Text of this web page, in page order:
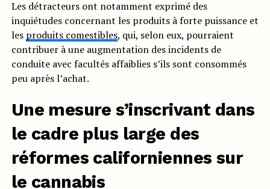
Les détracteurs ont notamment exprimé des
inquiétudes concernant les produits à forte puissance et
les produits comestibles, qui, selon eux, pourraient
contribuer à une augmentation des incidents de
conduite avec facultés affaiblies s’ils sont consommés
peu après l’achat.
Une mesure s’inscrivant dans
le cadre plus large des
réformes californiennes sur
le cannabis